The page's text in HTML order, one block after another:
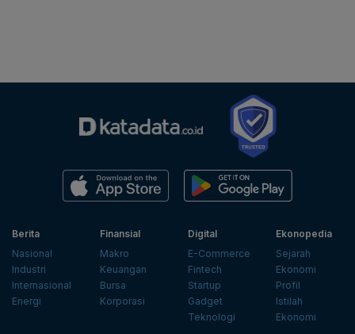
Berita
Nasional
Industri
Internasional
Energi
Finansial
Makro
Keuangan
Bursa
Korporasi
Digital
E-Commerce
Fintech
Startup
Gadget
Teknologi
Ekonopedia
Sejarah
Ekonomi
Profil
Istilah
Ekonomi